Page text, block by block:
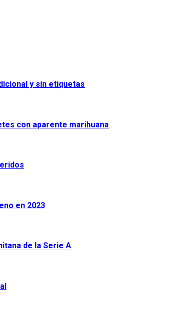
y sin etiquetas
con aparente marihuana
en 2023
de la Serie A